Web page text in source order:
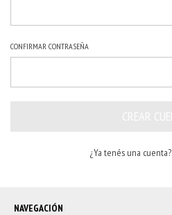
CONFIRMAR CONTRASEÑA
¿Ya tenés una cuenta?
NAVEGACIÓN